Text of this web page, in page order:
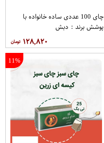
چای 100 عددی ساده خانواده با
پوشش برند : دبش
۱۲۸,۸۲۰
11%